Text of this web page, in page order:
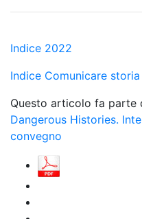
Indice 2022
Indice Comunicare
Questo articolo fa parte
Dangerous Histories.
convegno